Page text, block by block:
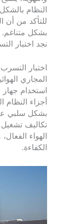
النظام
للتأكد من أن
بشكل متناغم.
نجد اختبار
اختبار
المجاري
استخدام
أجزاء النظام
بشكل سلبي
تكاليف
الهواء
الكفاءة.